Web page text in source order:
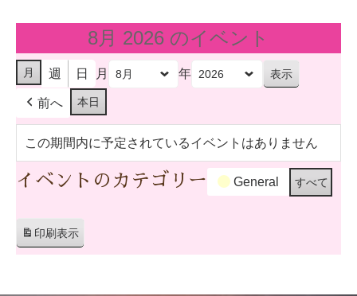
8月 2026 のイベント
月 週 日 月 年
前へ 本日
この期間内に予定されているイベントはありません
イベントのカテゴリー General すべて
印刷表示